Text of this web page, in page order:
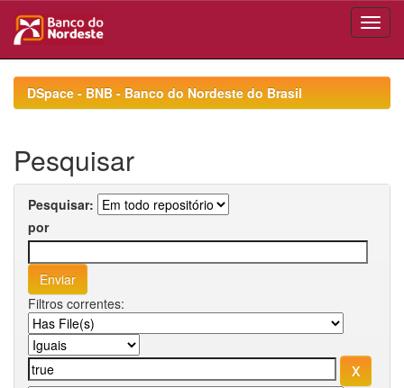
navigationDSpace - BNB - Banco do Nordeste do Brasil
Pesquisar
Pesquisar:
por
Filtros correntes: